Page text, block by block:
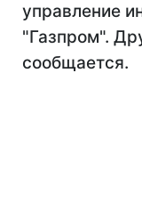
управление
"Газпром".
сообщается.